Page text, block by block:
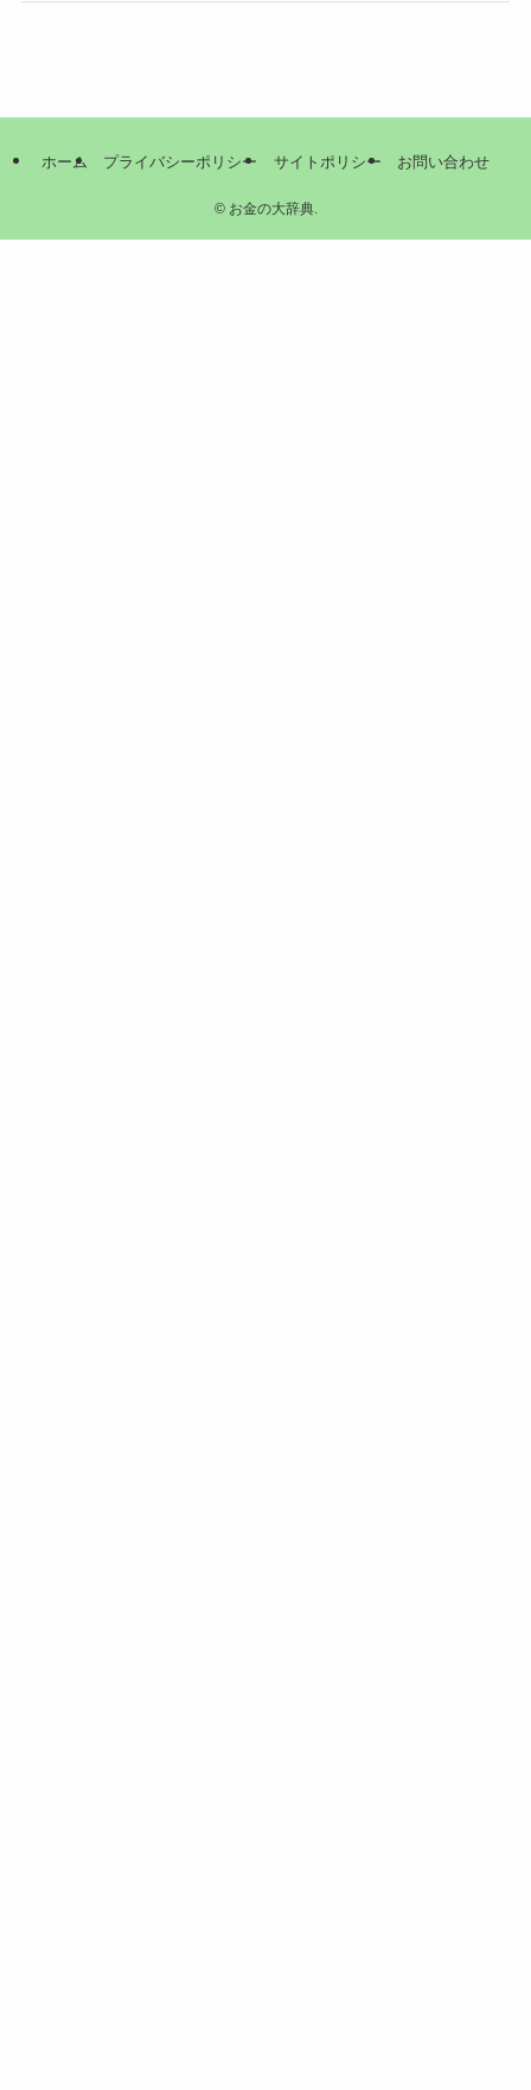
ホーム プライバシーポリシー サイトポリシー お問い合わせ
©お金の大辞典.